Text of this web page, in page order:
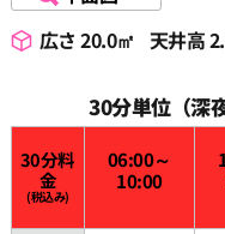
広さ 20.0㎡ 天井高
30分単位（深
30分料
金
(税込み)
06:00～
10:00